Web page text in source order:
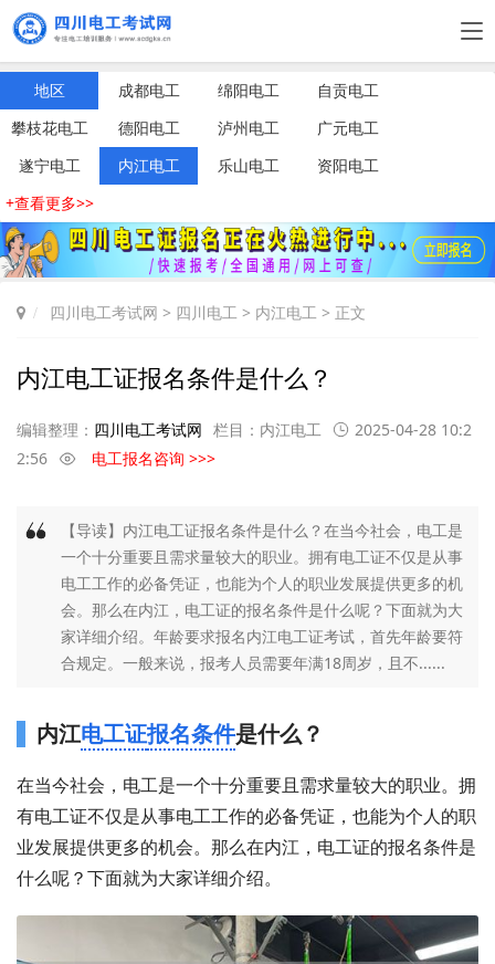
地区 成都电工 绵阳电工
自贡电工
攀枝花电工
德阳电工 泸州电工
广元电工
遂宁电工
内江电工 乐山电工
资阳电工
+查看更多>>
四川电工考试网 > 四川电工 > 内江电工 > 正文
内江电工证报名条件是什么？
编辑整理： 四川电工考试网 栏目： 内江电工
2025-04-28 10:2
2:56
电工报名咨询 >>>
【导读】内江电工证报名条件是什么？在当今社会，电工是
一个十分重要且需求量较大的职业。拥有电工证不仅是从事
电工工作的必备凭证，也能为个人的职业发展提供更多的机
会。那么在内江，电工证的报名条件是什么呢？下面就为大
家详细介绍。年龄要求报名内江电工证考试，首先年龄要符
合规定。一般来说，报考人员需要年满18周岁，且不......
内江电工证报名条件是什么？
在当今社会，电工是一个十分重要且需求量较大的职业。拥
有电工证不仅是从事电工工作的必备凭证，也能为个人的职
业发展提供更多的机会。那么在内江，电工证的报名条件是
什么呢？下面就为大家详细介绍。